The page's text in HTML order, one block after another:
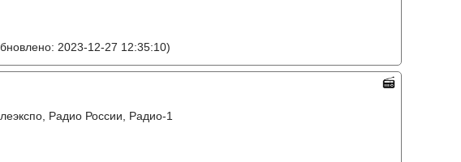
2023-12-27 12:35:10)
Радио России, Радио-1